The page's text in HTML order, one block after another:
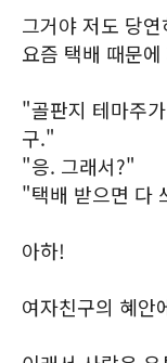
그거야 저도 당
요즘 택배 때문
"골판지 테마주
구."
"응. 그래서?"
"택배 받으면 다
아하!
여자친구의 혜안